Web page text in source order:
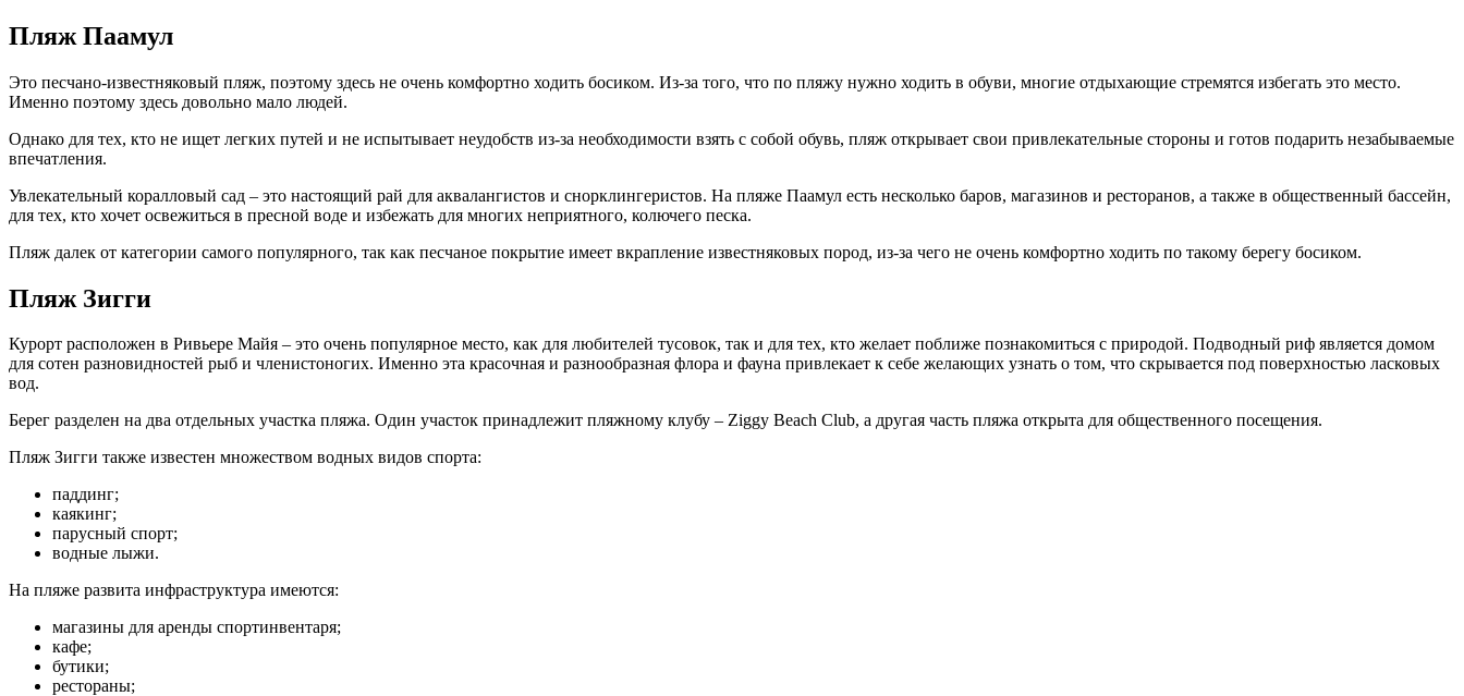
Пляж Паамул
Это песчано-известняковый пляж, поэтому здесь не очень комфортно ходить босиком. Из-за того, что по пляжу нужно ходить в обуви, многие отдыхающие стремятся избегать это место.
Именно поэтому здесь довольно мало людей.
Однако для тех, кто не ищет легких путей и не испытывает неудобств из-за необходимости взять с собой обувь, пляж открывает свои привлекательные стороны и готов подарить незабываемые
впечатления.
Увлекательный коралловый сад – это настоящий рай для аквалангистов и снорклингеристов. На пляже Паамул есть несколько баров, магазинов и ресторанов, а также в общественный бассейн,
для тех, кто хочет освежиться в пресной воде и избежать для многих неприятного, колючего песка.
Пляж далек от категории самого популярного, так как песчаное покрытие имеет вкрапление известняковых пород, из-за чего не очень комфортно ходить по такому берегу босиком.
Пляж Зигги
Курорт расположен в Ривьере Майя – это очень популярное место, как для любителей тусовок, так и для тех, кто желает поближе познакомиться с природой. Подводный риф является домом
для сотен разновидностей рыб и членистоногих. Именно эта красочная и разнообразная флора и фауна привлекает к себе желающих узнать о том, что скрывается под поверхностью ласковых
вод.
Берег разделен на два отдельных участка пляжа. Один участок принадлежит пляжному клубу – Ziggy Beach Club, а другая часть пляжа открыта для общественного посещения.
Пляж Зигги также известен множеством водных видов спорта:
паддинг;
каякинг;
парусный спорт;
водные лыжи.
На пляже развита инфраструктура имеются:
магазины для аренды спортинвентаря;
кафе;
бутики;
рестораны;